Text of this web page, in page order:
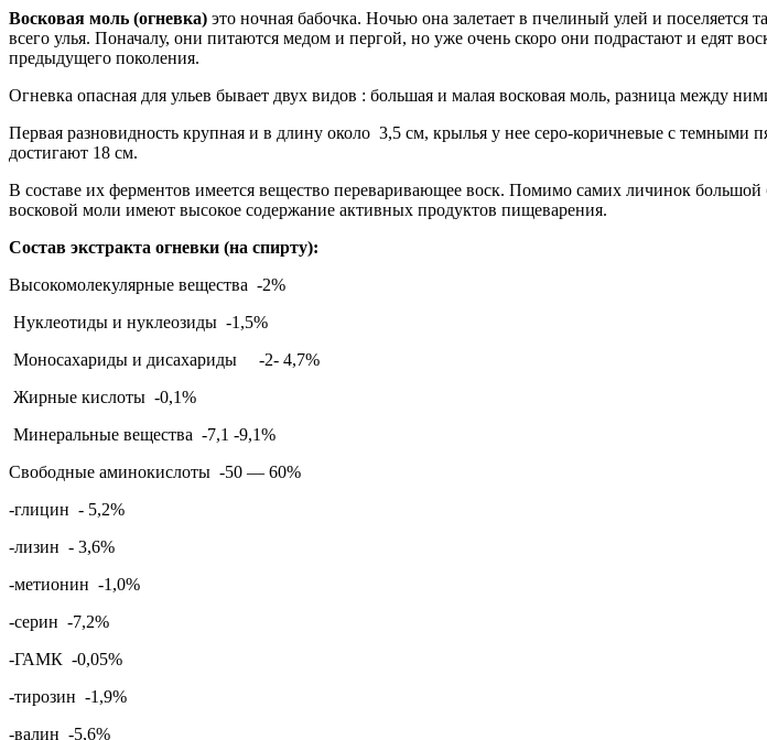
Восковая моль (огневка) это ночная бабочка. Ночью она залетает в пчелиный улей и поселяется
всего улья. Поначалу, они питаются медом и пергой, но уже очень скоро они подрастают и едят
предыдущего поколения.
Огневка опасная для ульев бывает двух видов : большая и малая восковая моль, разница между
Первая разновидность крупная и в длину около 3,5 см, крылья у нее серо-коричневые с
достигают 18 см.
В составе их ферментов имеется вещество переваривающее воск. Помимо самих личинок
восковой моли имеют высокое содержание активных продуктов пищеварения.
Состав экстракта огневки (на спирту):
Высокомолекулярные вещества -2%
Нуклеотиды и нуклеозиды -1,5%
Моносахариды и дисахариды -2- 4,7%
Жирные кислоты -0,1%
Минеральные вещества -7,1 -9,1%
Свободные аминокислоты -50 — 60%
-глицин - 5,2%
-лизин - 3,6%
-метионин -1,0%
-серин -7,2%
-ГАМК -0,05%
-тирозин -1,9%
-валин -5,6%